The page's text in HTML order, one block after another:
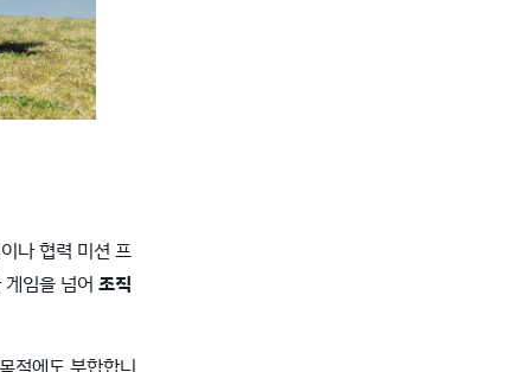
나 협력 미션 프
임을 넘어 조직
적에도 부합합니